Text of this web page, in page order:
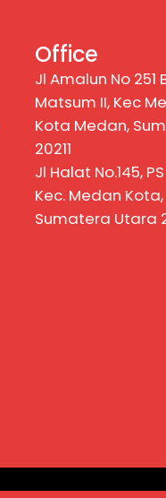
Office
Jl Amalun No 251
Matsum II, Kec
Kota Medan,
20211
Jl Halat No.145,
Kec. Medan
Sumatera Utara